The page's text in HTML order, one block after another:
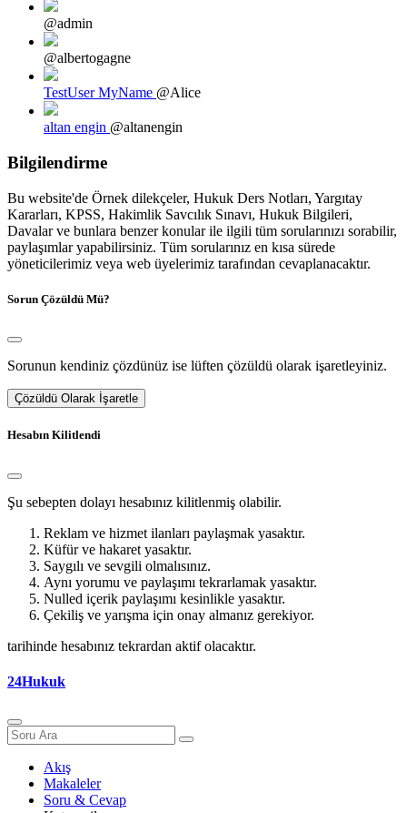
@admin
@albertogagne
TestUser MyName @Alice
altan engin @altanengin
Bilgilendirme
Bu website'de Örnek dilekçeler, Hukuk Ders Notları, Yargıtay
Kararları, KPSS, Hakimlik Savcılık Sınavı, Hukuk Bilgileri,
Davalar ve bunlara benzer konular ile ilgili tüm sorularınızı sorabilir,
paylaşımlar yapabilirsiniz. Tüm sorularınız en kısa sürede
yöneticilerimiz veya web üyelerimiz tarafından cevaplanacaktır.
Sorun Çözüldü Mü?
Sorunun kendiniz çözdünüz ise lüften çözüldü olarak işaretleyiniz.
Çözüldü Olarak İşaretle
Hesabın Kilitlendi
Şu sebepten dolayı hesabınız kilitlenmiş olabilir.
Reklam ve hizmet ilanları paylaşmak yasaktır.
Küfür ve hakaret yasaktır.
Saygılı ve sevgili olmalısınız.
Aynı yorumu ve paylaşımı tekrarlamak yasaktır.
Nulled içerik paylaşımı kesinlikle yasaktır.
Çekiliş ve yarışma için onay almanız gerekiyor.
tarihinde hesabınız tekrardan aktif olacaktır.
24Hukuk
Akış
Makaleler
Soru & Cevap